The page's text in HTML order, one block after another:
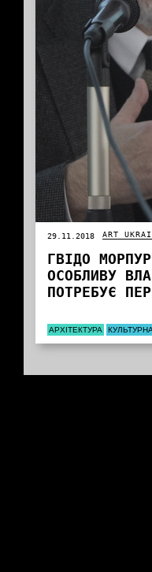
29.11.2018 ART
ГВІДО
ОСОБЛИВУ
ПОТРЕБУЄ
АРХІТЕКТУРА